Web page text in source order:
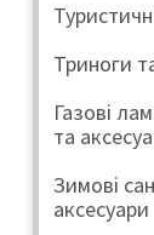
Триноги
Газові
та
Зимові
аксесуари